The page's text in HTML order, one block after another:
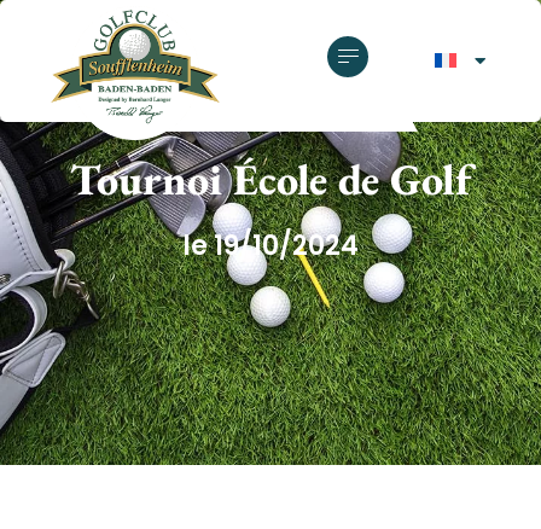
GOLF CLUB SOUFFLENHEIM
Tournoi École de Golf
le 19/10/2024